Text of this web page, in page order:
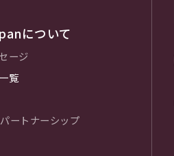
について
ージ
覧
ートナーシップ